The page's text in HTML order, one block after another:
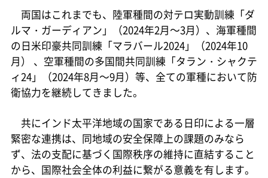
両国はこれまでも、陸軍種間の対テロ実動訓練「ダ
ルマ・ガーディアン」（2024年2月～3月）、海軍種間
の日米印豪共同訓練「マラバール2024」（2024年10
月） 、空軍種間の多国間共同訓練「タラン・シャクテ
ィ24」（2024年8月～9月）等、全ての軍種において防
衛協力を継続してきました。
共にインド太平洋地域の国家である日印による一層
緊密な連携は、同地域の安全保障上の課題のみなら
ず、法の支配に基づく国際秩序の維持に直結すること
から、国際社会全体の利益に繋がる意義を有します。